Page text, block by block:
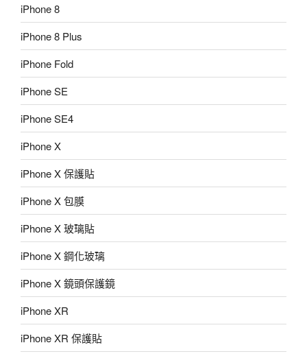
iPhone 8
iPhone 8 Plus
iPhone Fold
iPhone SE
iPhone SE4
iPhone X
iPhone X 保護貼
iPhone X 包膜
iPhone X 玻璃貼
iPhone X 鋼化玻璃
iPhone X 鏡頭保護鏡
iPhone XR
iPhone XR 保護貼